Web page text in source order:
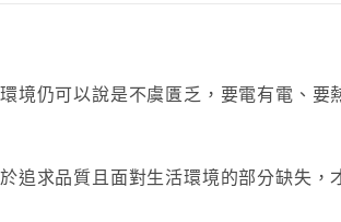
蘭】
境仍可以說是不虞匱乏，要電有電、要
追求品質且面對生活環境的部分缺失，